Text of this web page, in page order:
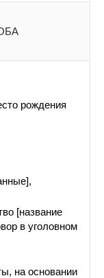
рождения
[название
в уголовном
на основании